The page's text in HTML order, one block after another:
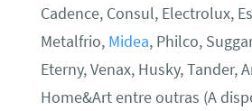
Cadence, Consul, Electrolux,
Metalfrio, Midea, Philco,
Eterny, Venax, Husky, Tander,
Home&Art entre outras (A